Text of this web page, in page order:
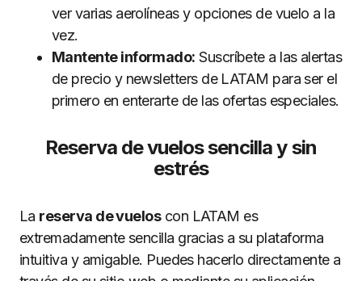
ver varias aerolíneas y opciones de vuelo a la
vez.
Mantente informado: Suscríbete a las alertas
de precio y newsletters de LATAM para ser el
primero en enterarte de las ofertas especiales.
Reserva de vuelos sencilla y sin
estrés
La reserva de vueloscon LATAM es
extremadamente sencilla gracias a su plataforma
intuitiva y amigable. Puedes hacerlo directamente a